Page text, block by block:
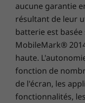
Ou du moins,
secteur : le
Lecteur de carte
En option : Lecteur
Connecteur mixte
HDMI 1.4
Port RJ45
Adaptateur
Port USB-C 65 W
Explorer tous
aucune garantie
résultant de leur
batterie est
MobileMark®
haute.
fonction de
de l'écran, les
fonctionnalités,